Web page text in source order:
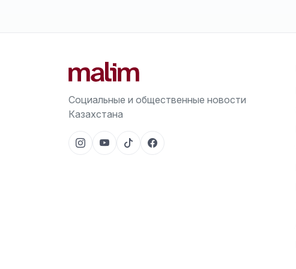
Социальные и общественные новости
Казахстана